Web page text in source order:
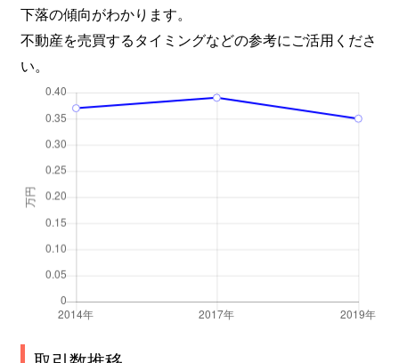
下落の傾向がわかります。
不動産を売買するタイミングなどの参考にご活用くださ
い。